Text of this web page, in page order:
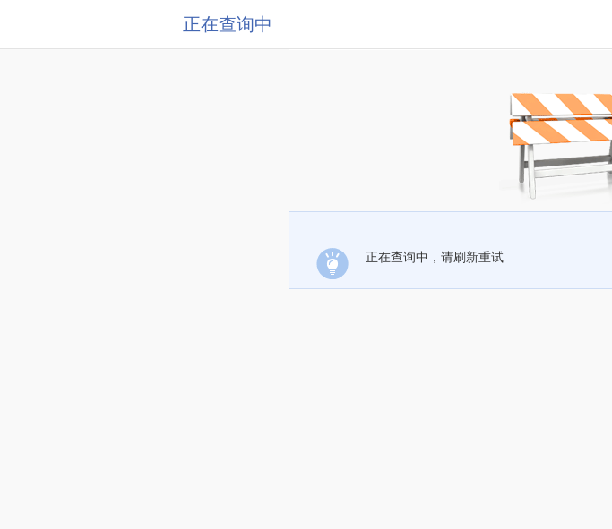
正在查询中
正在查询中，请刷新重试